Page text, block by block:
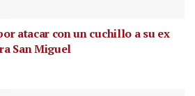
atacar con un cuchillo a su ex
San Miguel